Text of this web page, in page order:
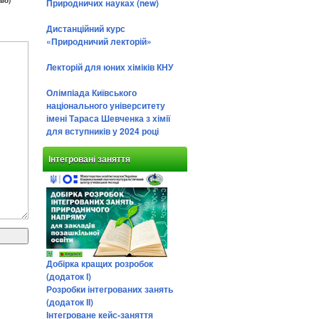
Природничих науках (new)
Дистанційний курс
«Природничий лекторій»
Лекторій для юних хіміків КНУ
Олімпіада Київського
національного університету
імені Тараса Шевченка з хімії
для вступників у 2024 році
Інтегровані заняття
Добірка кращих розробок
(додаток І)
Розробки інтегрованих занять
(додаток ІІ)
Інтегроване кейс-заняття